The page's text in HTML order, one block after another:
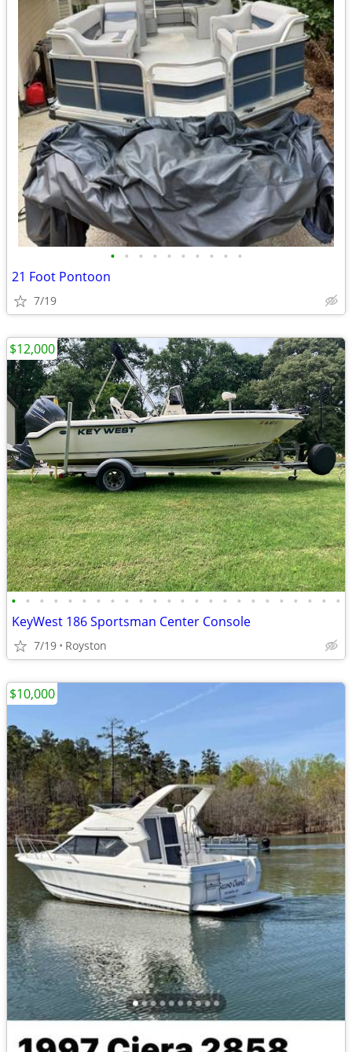
• • • • • • • • • •
21 Foot Pontoon
7/19
• • • • • • • • • • • • • • • • • • • • • • • •
KeyWest 186 Sportsman Center Console
7/19 Royston
$12,000
$10,000